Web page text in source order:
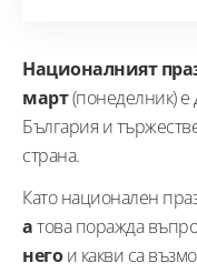
Националният
март(понеделник) е
България и
страна.
Като национален
атова поражда
негои какви са